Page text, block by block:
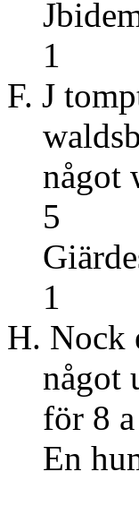
1
F. J
5
1
H. Nock
något
för 8 a
En